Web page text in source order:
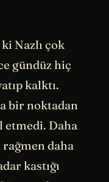
Nazlı çok
gündüz hiç
kalktı.
bir noktadan
etmedi. Daha
daha
kastığı